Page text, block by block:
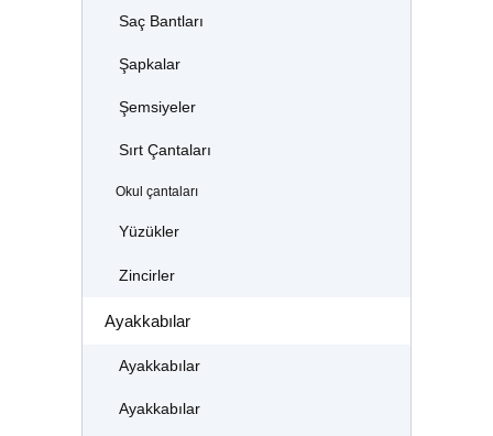
Saç Bantları
Şapkalar
Şemsiyeler
Sırt Çantaları
Okul çantaları
Yüzükler
Zincirler
Ayakkabılar
Ayakkabılar
Ayakkabılar